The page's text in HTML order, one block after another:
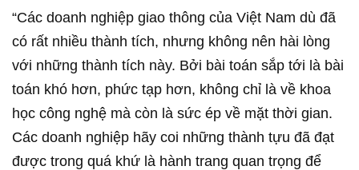
“Các doanh nghiệp giao thông của Việt Nam dù đã
có rất nhiều thành tích, nhưng không nên hài lòng
với những thành tích này. Bởi bài toán sắp tới là bài
toán khó hơn, phức tạp hơn, không chỉ là về khoa
học công nghệ mà còn là sức ép về mặt thời gian.
Các doanh nghiệp hãy coi những thành tựu đã đạt
được trong quá khứ là hành trang quan trọng để